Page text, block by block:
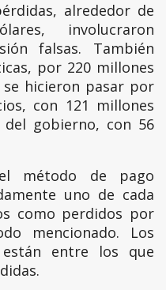
alrededor de
involucraron
falsas. También
por 220 millones
se hicieron pasar por
con 121 millones
gobierno, con 56
método de pago
uno de cada
como perdidos por
mencionado. Los
entre los que